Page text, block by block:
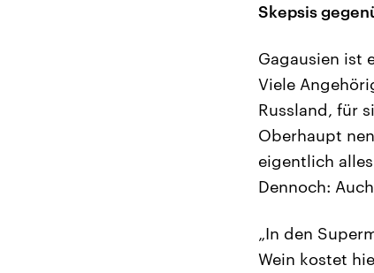
Skepsis
Gagausien ist
Viele
Russland, für
Oberhaupt
eigentlich
Dennoch:
„In den
Wein kostet